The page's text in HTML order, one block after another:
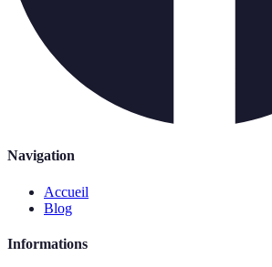
Navigation
Accueil
Blog
Informations